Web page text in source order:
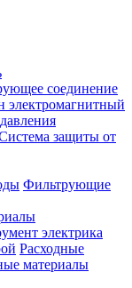
соединение
электромагнитный
защиты от
Фильтрующие
электрика
Расходные
материалы